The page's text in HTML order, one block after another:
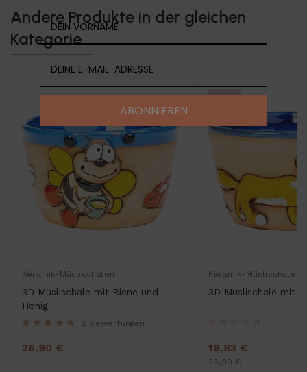
Andere Produkte in der gleichen
Kategorie
Keramik-Müslischalen
3D Müslischale mit Biene und
Honig
2 bewertungen
26,90 €
Keramik-Müslischalen
3D Müslischale mit
18,83 €
26,90 €
-30%
ABONNIEREN